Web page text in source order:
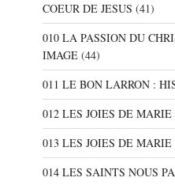
COEUR DE JESUS (41)
010 LA PASSION DU
IMAGE(44)
011 LE BON LARRON :
012 LES JOIES DE
013 LES JOIES DE MARIE
014 LES SAINTS NOUS